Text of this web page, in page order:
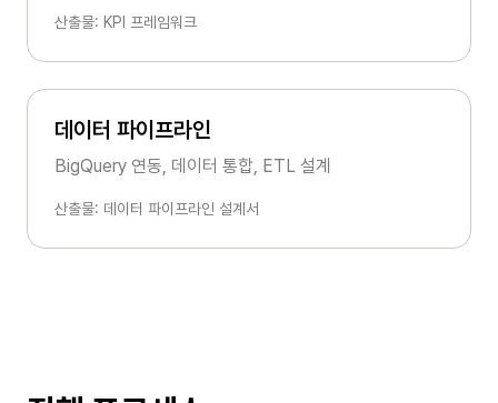
산출물: KPI 프레임워크
데이터 파이프라인
BigQuery 연동, 데이터 통합, ETL 설계
산출물: 데이터 파이프라인 설계서